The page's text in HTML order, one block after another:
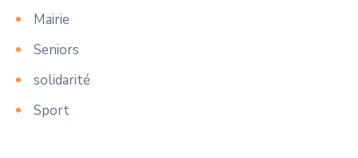
Mairie
Seniors
solidarité
Sport